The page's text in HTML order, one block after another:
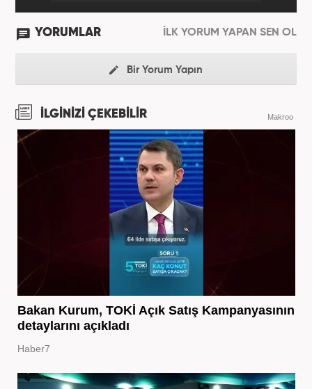
YORUMLAR İLK YORUM YAPAN SEN OL
Bir Yorum Yapın
İLGİNİZİ ÇEKEBİLİR Makroo
Bakan Kurum, TOKİ Açık Satış Kampanyasının
detaylarını açıkladı
Haber7